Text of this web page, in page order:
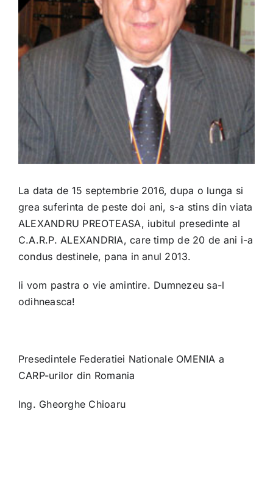
La data de 15 septembrie 2016, dupa o lunga si
grea suferinta de peste doi ani, s-a stins din viata
ALEXANDRU PREOTEASA, iubitul presedinte al
C.A.R.P. ALEXANDRIA, care timp de 20 de ani i-a
condus destinele, pana in anul 2013.
Ii vom pastra o vie amintire. Dumnezeu sa-l
odihneasca!
Presedintele Federatiei Nationale OMENIA a
CARP-urilor din Romania
Ing. Gheorghe Chioaru